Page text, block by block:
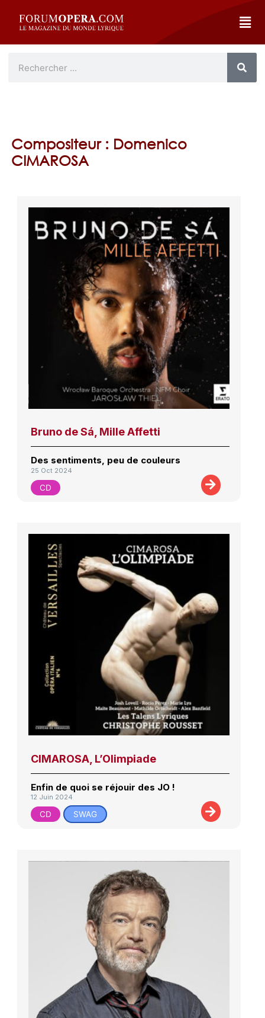
Compositeur : Domenico
CIMAROSA
Bruno de Sá, Mille Affetti
Des sentiments, peu de couleurs
25 Oct 2024
CD
CIMAROSA, L’Olimpiade
Enfin de quoi se réjouir des JO !
12 Juin 2024
CD SWAG